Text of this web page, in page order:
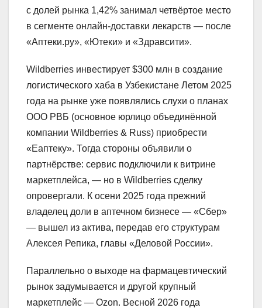
с долей рынка 1,42% занимал четвёртое место
в сегменте онлайн‑доставки лекарств — после
«Аптеки.ру», «Ютеки» и «Здравсити».
Wildberries инвестирует $300 млн в создание
логистического хаба в Узбекистане Летом 2025
года на рынке уже появлялись слухи о планах
ООО РВБ (основное юрлицо объединённой
компании Wildberries & Russ) приобрести
«Еаптеку». Тогда стороны объявили о
партнёрстве: сервис подключили к витрине
маркетплейса, — но в Wildberries сделку
опровергали. К осени 2025 года прежний
владелец доли в аптечном бизнесе — «Сбер»
— вышел из актива, передав его структурам
Алексея Репика, главы «Деловой России».
Параллельно о выходе на фармацевтический
рынок задумывается и другой крупный
маркетплейс — Ozon. Весной 2026 года